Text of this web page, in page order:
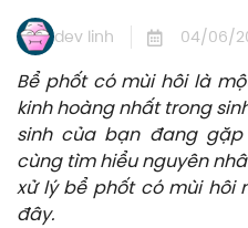
dev linh 04/06/
Bể phốt có mùi hôi là
kinh hoàng nhất trong
sinh của bạn đang
cùng tìm hiểu nguyên
xử lý bể phốt có mùi hôi
đây.